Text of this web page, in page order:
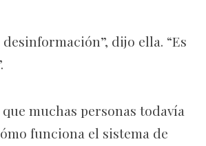
desinformación”, dijo ella. “Es
muchas personas todavía
funciona el sistema de